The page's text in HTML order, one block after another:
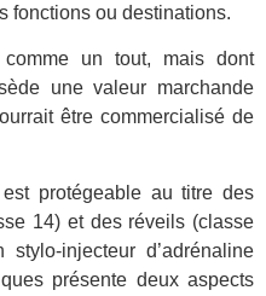
fonctions ou destinations.
comme un tout, mais dont
une valeur marchande
être commercialisé de
protégeable au titre des
14) et des réveils (classe
injecteur d’adrénaline
présente deux aspects